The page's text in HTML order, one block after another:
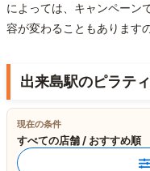
によっては、キャンペーン
容が変わることもあります
出来島駅のピラテ
現在の条件
すべての店舗 / おすすめ順